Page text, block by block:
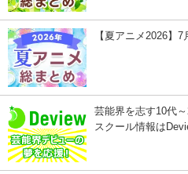
【夏アニメ2026】
芸能界を志す10代
スクール情報は